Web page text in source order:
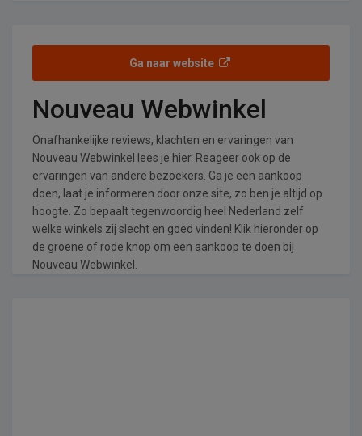
Ga naar website
Nouveau Webwinkel
Onafhankelijke reviews, klachten en ervaringen van
Nouveau Webwinkel lees je hier. Reageer ook op de
ervaringen van andere bezoekers. Ga je een aankoop
doen, laat je informeren door onze site, zo ben je altijd op
hoogte. Zo bepaalt tegenwoordig heel Nederland zelf
welke winkels zij slecht en goed vinden! Klik hieronder op
de groene of rode knop om een aankoop te doen bij
Nouveau Webwinkel.